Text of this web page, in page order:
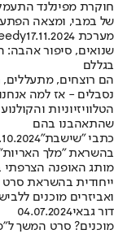
חוקרת מפינלנד
של במבי, ומצאה הפתעה דווקא
מערכת feedy17.11.2024
שנואים, סיפור אהבה:
בגללם
הם רוצחים, מתעללים,
נסבלים - אז למה
הטלוויזיוניות
שהתאהבנו בהם
כתבי "שישבת"
בהשראת "מלך
מותג האופנה הצרפתי
ייחודית בהשראת סרט
ואביזרים מוכנים ללבישה
דור גבאי04.07.2024
מוכנים? סרט המשך